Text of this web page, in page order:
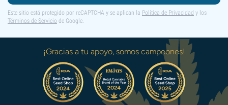
Este sitio está protegido por reCAPTCHA y se aplican la Política de Privacidad y los
Términos de Servicio de Google.
¡Gracias a tu apoyo, somos campeones!